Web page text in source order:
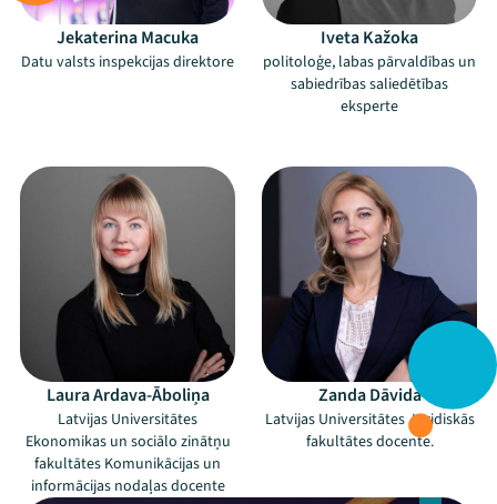
Mana programma
Programma
Arhīvs
Viņi bija LAMPĀ 2026
Jaunumi
Jekaterina Macuka
Datu valsts inspekcijas direktore
Iveta Kažoka
politoloģe, labas pārvaldības un
sabiedrības saliedētības
eksperte
Laura Ardava-Āboliņa
Latvijas Universitātes
Ekonomikas un sociālo zinātņu
fakultātes Komunikācijas un
informācijas nodaļas docente
Zanda Dāvida
Latvijas Universitātes Juridiskās
fakultātes docente.